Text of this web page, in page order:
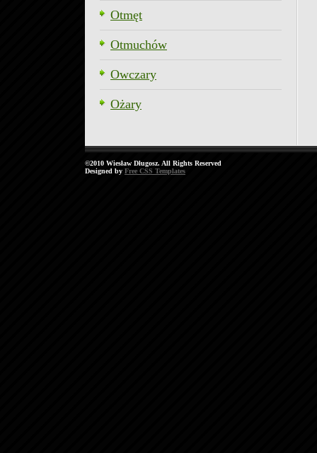
Otmęt
Otmuchów
Owczary
Ożary
©2010 Wiesław Długosz. All Rights Reserved
Designed by Free CSS Templates